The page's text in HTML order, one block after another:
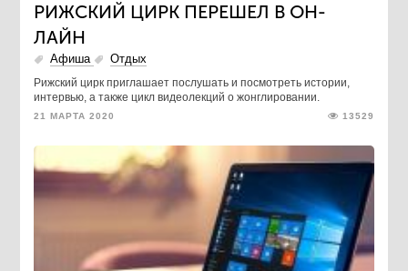
РИЖСКИЙ ЦИРК ПЕРЕШЕЛ В ОН-
ЛАЙН
Афиша Отдых
Рижский цирк приглашает послушать и посмотреть истории,
интервью, а также цикл видеолекций о жонглировании.
21 МАРТА 2020 13529